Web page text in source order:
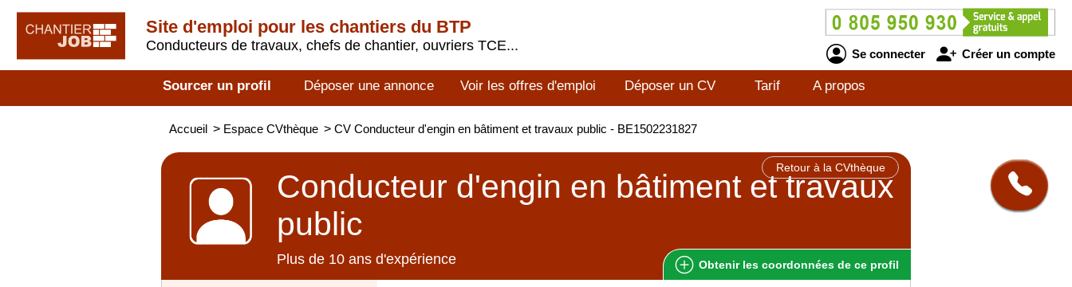
Site d'emploi pour les chantiers du BTP
Conducteurs de travaux, chefs de chantier, ouvriers TCE...
Se connecter Créer un compte
Sourcer un profil Déposer une annonce Voir les offres d'emploi Déposer un CV Tarif A propos
Accueil > Espace CVthèque > CV Conducteur d'engin en bâtiment et travaux public - BE1502231827
Retour à la CVthèque
Conducteur d'engin en bâtiment et travaux
public
Plus de 10 ans d'expérience Obtenir les coordonnées de ce profil